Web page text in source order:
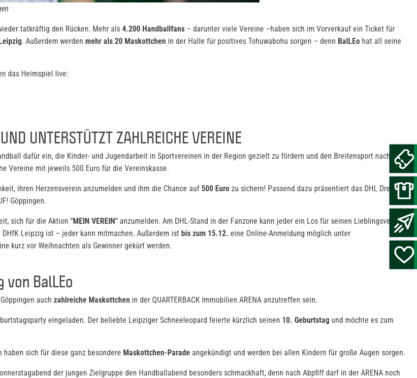
tatkräftig den Rücken. Mehr als 4.200 Handballfans – darunter viele Vereine –haben sich im Vorverkauf ein Ticket für
. Außerdem werden mehr als 20 Maskottchen in der Halle für positives Tohuwabohu sorgen – denn BalLEo hat all seine
das Heimspiel live:
UNTERSTÜTZT ZAHLREICHE VEREINE
dafür ein, die Kinder- und Jugendarbeit in Sportvereinen in der Region gezielt zu fördern und den Breitensport nachhaltig
Vereine mit jeweils 500 Euro für die Vereinskasse.
ihren Herzensverein anzumelden und ihm die Chance auf 500 Euro zu sichern! Passend dazu präsentiert das DHL Drehkreuz
Göppingen.
sich für die Aktion "MEIN VEREIN" anzumelden. Am DHL-Stand in der Fanzone kann jeder ein Los für seinen Lieblingsverein
Leipzig ist – jeder kann mitmachen. Außerdem ist bis zum 15.12. eine Online-Anmeldung möglich unter
kurz vor Weihnachten als Gewinner gekürt werden.
BalLEo
auch zahlreiche Maskottchen in der QUARTERBACK Immobilien ARENA anzutreffen sein.
eingeladen. Der beliebte Leipziger Schneeleopard feierte kürzlich seinen 10. Geburtstag und möchte es zum
sich für diese ganz besondere Maskottchen-Parade angekündigt und werden bei allen Kindern für große Augen sorgen.
der jungen Zielgruppe den Handballabend besonders schmackhaft, denn nach Abpfiff darf in der ARENA noch